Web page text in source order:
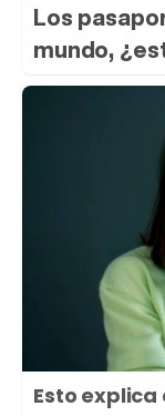
Los
mundo,
Esto explica